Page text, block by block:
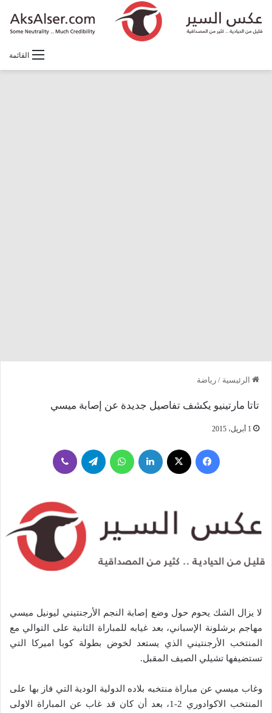
القائمة
الرئيسية / رياضة
تاتا مارتينيو يكشف تفاصيل جديدة عن إصابة ميسي
1 أبريل، 2015
فيسبوك لينكدإن واتساب تيلقرام
لا يزال الشك يحوم حول وضع إصابة النجم الأرجنتيني ليونيل ميسي
مهاجم برشلونة الإسباني، بعد غيابه للمباراة الثانية على التوالي مع
المنتخب الأرجنتيني الذي يستعد لخوض بطولة كوبا اميركا التي
تستضيفها تشيلي الصيف المقبل.
وغاب ميسي عن مباراة منتخبه بلاده الدولية الودية التي فاز بها على
المنتخب الاكوادوري 2-1، بعد أن كان قد غاب عن المباراة الاولى